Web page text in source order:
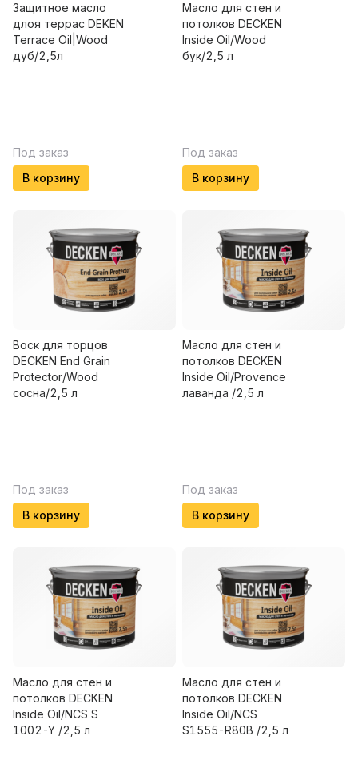
Защитное масло
длоя террас DEKEN
Terrace Oil|Wood
дуб/2,5л
Под заказ
В корзину
Масло для стен и
потолков DECKEN
Insidе Oil/Wood
бук/2,5 л
Под заказ
В корзину
Воск для торцов
DECKEN End Grain
Protector/Wood
сосна/2,5 л
Под заказ
В корзину
Масло для стен и
потолков DECKEN
Insidе Oil/Provence
лаванда /2,5 л
Под заказ
В корзину
Масло для стен и
потолков DECKEN
Inside Oil/NCS S
1002-Y /2,5 л
Масло для стен и
потолков DECKEN
Insidе Oil/NCS
S1555-R80B /2,5 л